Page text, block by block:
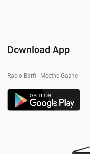
Download App
Radio Barfi - Meethe Gaane